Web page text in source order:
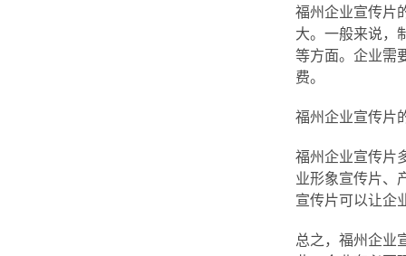
福州企业宣传片
大。一般来说，
等方面。企业需
费。
福州企业宣传片
福州企业宣传片
业形象宣传片、
宣传片可以让企
总之，福州企业